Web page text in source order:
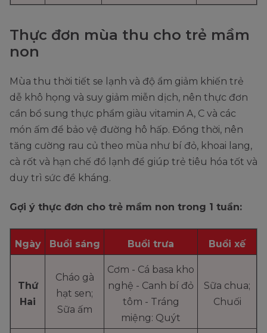
Thực đơn mùa thu cho trẻ mầm
non
Mùa thu thời tiết se lạnh và độ ẩm giảm khiến trẻ
dễ khô họng và suy giảm miễn dịch, nên thực đơn
cần bổ sung thực phẩm giàu vitamin A, C và các
món ấm để bảo vệ đường hô hấp. Đồng thời, nên
tăng cường rau củ theo mùa như bí đỏ, khoai lang,
cà rốt và hạn chế đồ lạnh để giúp trẻ tiêu hóa tốt và
duy trì sức đề kháng.
Gợi ý thực đơn cho trẻ mầm non trong 1 tuần:
Ngày Buổi sáng Buổi trưa Buổi xế
Thứ
Hai
Cháo gà
hạt sen;
Sữa ấm
Cơm - Cá basa kho
nghệ - Canh bí đỏ
tôm - Tráng
miệng: Quýt
Sữa chua;
Chuối